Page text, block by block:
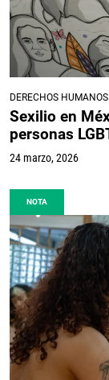
DERECHOS HUMANOS
Sexilio en
personas
24 marzo, 2026
NOTA